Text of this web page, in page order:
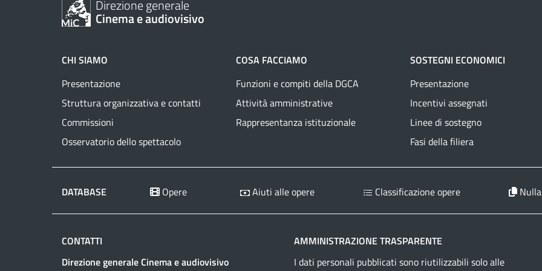
Direzione generale
Cinema e audiovisivo
CHI SIAMO
Presentazione
Struttura organizzativa e contatti
Commissioni
Osservatorio dello spettacolo
COSA FACCIAMO
Funzioni e compiti della DGCA
Attività amministrative
Rappresentanza istituzionale
SOSTEGNI ECONOMICI
Presentazione
Incentivi assegnati
Linee di sostegno
Fasi della filiera
DATABASE Opere Aiuti alle opere Classificazione opere
CONTATTI
Direzione generale Cinema e audiovisivo
AMMINISTRAZIONE TRASPARENTE
I dati personali pubblicati sono riutilizzabili solo alle